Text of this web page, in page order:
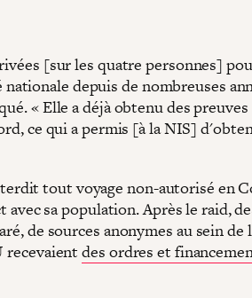
[sur les quatre personnes]
depuis de nombreuses
« Elle a déjà obtenu des
ce qui a permis [à la NIS]
tout voyage non-autorisé en
sa population. Après le raid,
de sources anonymes au sein de
recevaientdes ordres et